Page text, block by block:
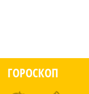
ГОРОСКОП